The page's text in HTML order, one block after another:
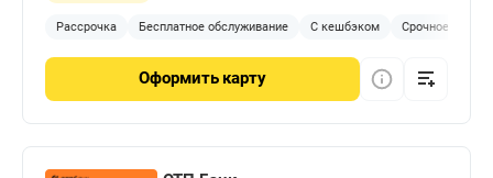
Рассрочка Бесплатное обслуживание С кешбэком Срочное
Оформить карту